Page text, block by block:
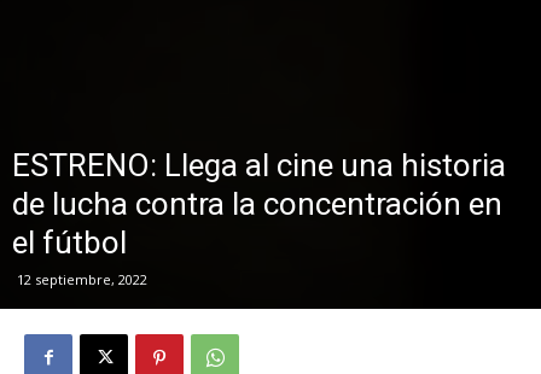
ESTRENO: Llega al cine una historia
de lucha contra la concentración en
el fútbol
12 septiembre, 2022